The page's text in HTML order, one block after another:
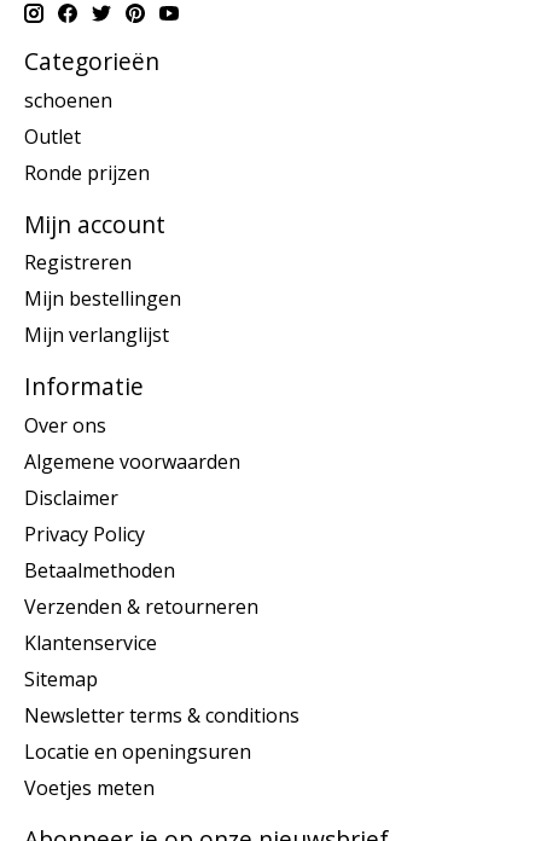
Categorieën
schoenen
Outlet
Ronde prijzen
Mijn account
Registreren
Mijn bestellingen
Mijn verlanglijst
Informatie
Over ons
Algemene voorwaarden
Disclaimer
Privacy Policy
Betaalmethoden
Verzenden & retourneren
Klantenservice
Sitemap
Newsletter terms & conditions
Locatie en openingsuren
Voetjes meten